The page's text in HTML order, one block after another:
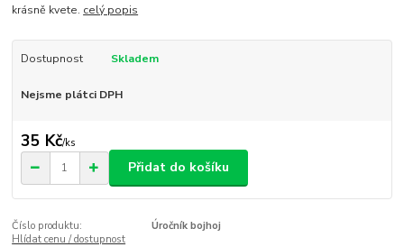
krásně kvete. celý popis
Dostupnost Skladem
Nejsme plátci DPH
35 Kč/ks
Přidat do košíku
Číslo produktu:
Úročník bojhoj
Hlídat cenu / dostupnost